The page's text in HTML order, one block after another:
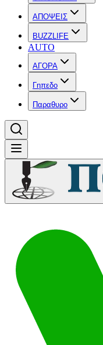
ΑΠΟΨΕΙΣ
BUZZLIFE
AUTO
ΑΓΟΡΑ
Γηπεδο
Παραθυρο